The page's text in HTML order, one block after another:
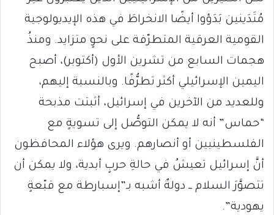
مُتَدَينين بَدَؤوا أيضًا الانخراطَ في هذه الإيديولوجية
القومية العرقية المتطرّفة على نحوٍ متزايد. ومنذُ
هجمات السابع من تشرين الأول (أكتوبر)، أصبح
اليمين الإسرائيلي أكثر تطرُّفًا. وبالنسبة إليهم،
وللعديد من الآخرين في إسرائيل، أثبتت مذبحة
“حماس” أنه لا يمكن التوصُّل إلى تسويةٍ مع
الفلسطينيين أو أنصارهم. ويرى هؤلاء المحافظون
أنَّ إسرائيل تعيشُ في حالةِ حربٍ أبدية، ولا يمكن أن
تتصوَّرَ السلام ــ دولةٌ أشبه بـ”إسبارطة مع قبّعةٍ
يهودية”.